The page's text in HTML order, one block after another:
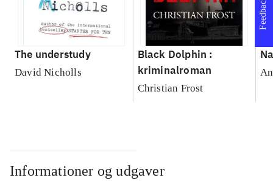
The understudy
David Nicholls
Black Dolphin :
kriminalroman
Christian Frost
Informationer og udgaver
Feedback